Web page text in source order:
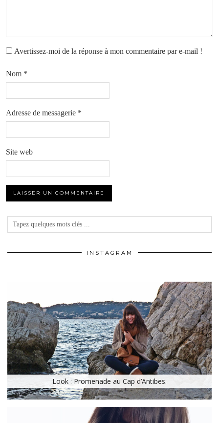
Avertissez-moi de la réponse à mon commentaire par e-mail !
Nom *
Adresse de messagerie *
Site web
INSTAGRAM
Look : Promenade au Cap d’Antibes.